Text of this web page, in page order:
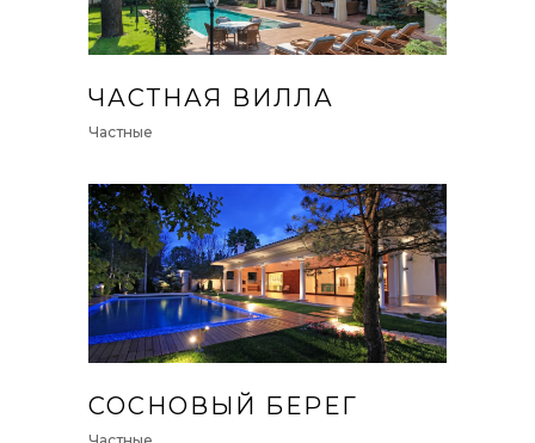
ЧАСТНАЯ ВИЛЛА
Частные
СОСНОВЫЙ БЕРЕГ